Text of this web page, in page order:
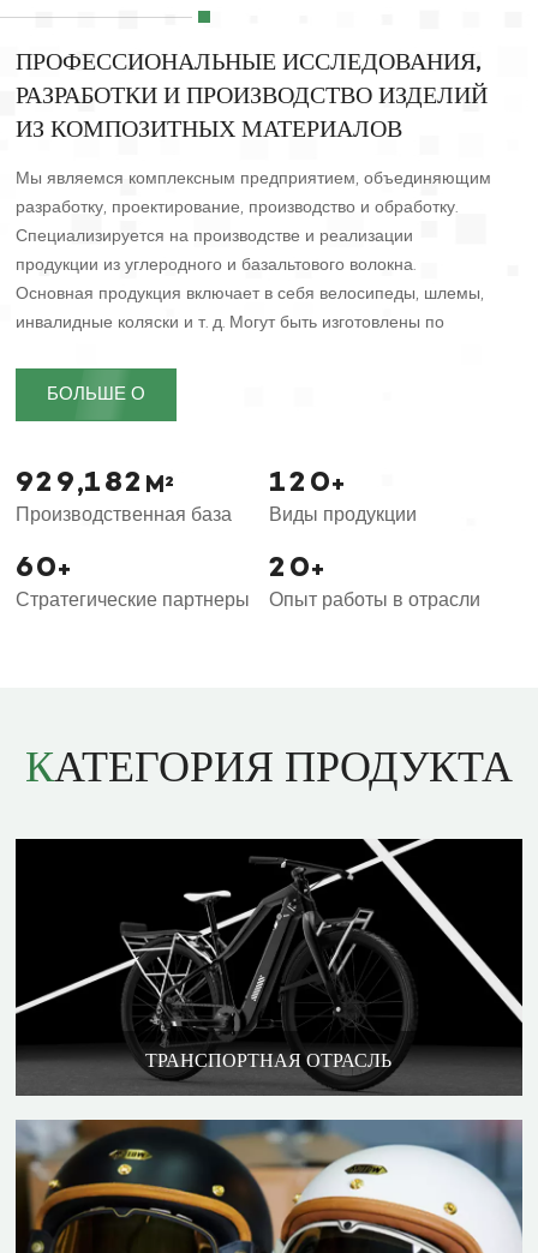
ПРОФЕССИОНАЛЬНЫЕ ИССЛЕДОВАНИЯ,
РАЗРАБОТКИ И ПРОИЗВОДСТВО ИЗДЕЛИЙ
ИЗ КОМПОЗИТНЫХ МАТЕРИАЛОВ
Мы являемся комплексным предприятием, объединяющим
разработку, проектирование, производство и обработку.
Специализируется на производстве и реализации
продукции из углеродного и базальтового волокна.
Основная продукция включает в себя велосипеды, шлемы,
инвалидные коляски и т. д. Могут быть изготовлены по
БОЛЬШЕ О
92 9,182 M²
Производственная база
12 0+
Виды продукции
60+
Стратегические партнеры
2 0+
Опыт работы в отрасли
КАТЕГОРИЯ ПРОДУКТА
ТРАНСПОРТНАЯ ОТРАСЛЬ